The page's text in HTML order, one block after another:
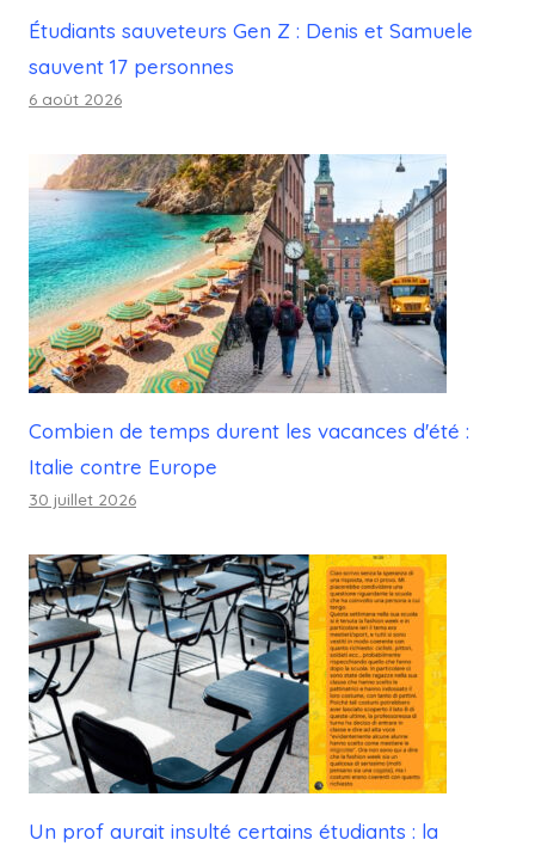
Étudiants sauveteurs Gen Z : Denis et Samuele
sauvent 17 personnes
6 août 2026
Combien de temps durent les vacances d'été :
Italie contre Europe
30 juillet 2026
Un prof aurait insulté certains étudiants : la